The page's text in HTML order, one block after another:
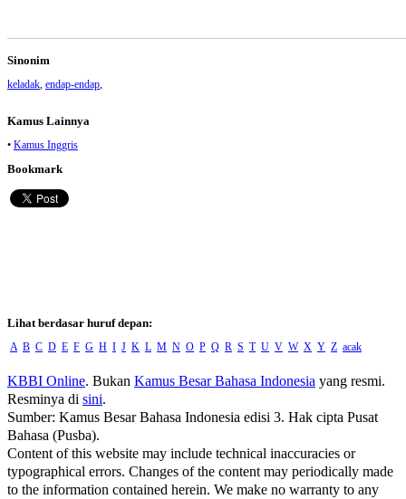
Sinonim
keladak endap-endap
Kamus Lainnya
• Kamus Inggris
Bookmark
Lihat berdasar huruf depan:
A B C D E F G H I J K L M N O P Q R S T U V W X Y Z acak
KBBI Online. Bukan Kamus Besar Bahasa Indonesia yang resmi.
Resminya di sini.
Sumber: Kamus Besar Bahasa Indonesia edisi 3. Hak cipta Pusat
Bahasa (Pusba).
Content of this website may include technical inaccuracies or
typographical errors. Changes of the content may periodically made
to the information contained herein. We make no warranty to any